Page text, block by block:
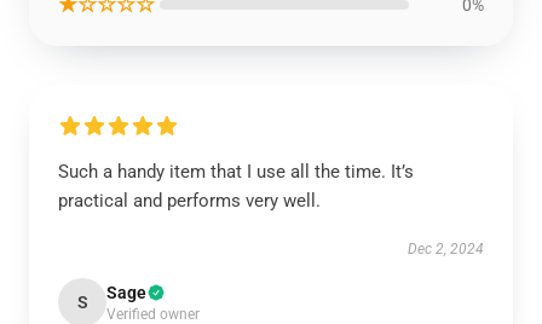
0%
Such a handy item that I use all the time. It’s
practical and performs very well.
Dec 2, 2024
S Sage
Verified owner